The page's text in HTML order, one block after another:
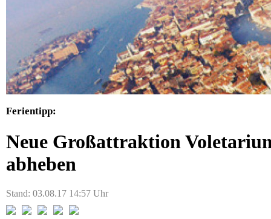
Ferientipp:
Neue Großattraktion
abheben
Stand: 03.08.17 14:57 Uhr